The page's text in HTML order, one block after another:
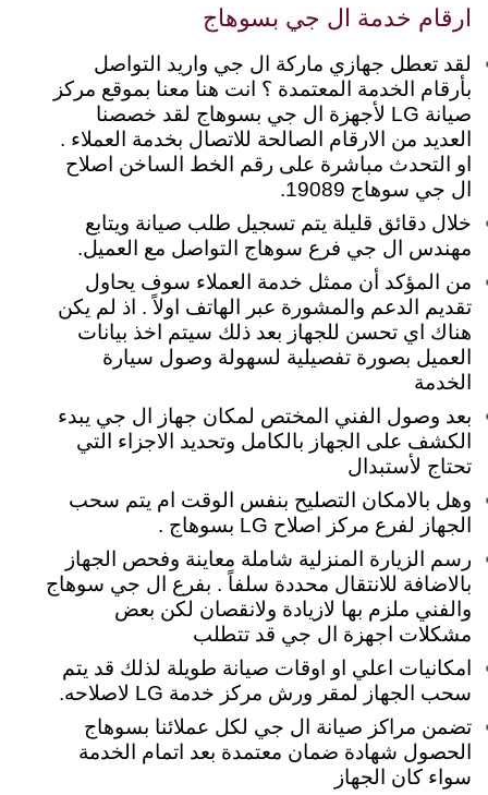
ارقام خدمة ال جي بسوهاج
لقد تعطل جهازي ماركة ال جي واريد التواصل
بأرقام الخدمة المعتمدة ؟ انت هنا معنا بموقع مركز
صيانة LG لأجهزة ال جي بسوهاج لقد خصصنا
العديد من الارقام الصالحة للاتصال بخدمة العملاء .
او التحدث مباشرة على رقم الخط الساخن اصلاح
ال جي سوهاج 19089.
خلال دقائق قليلة يتم تسجيل طلب صيانة ويتابع
مهندس ال جي فرع سوهاج التواصل مع العميل.
من المؤكد أن ممثل خدمة العملاء سوف يحاول
تقديم الدعم والمشورة عبر الهاتف اولاً . اذ لم يكن
هناك اي تحسن للجهاز بعد ذلك سيتم اخذ بيانات
العميل بصورة تفصيلية لسهولة وصول سيارة
الخدمة
بعد وصول الفني المختص لمكان جهاز ال جي يبدء
الكشف على الجهاز بالكامل وتحديد الاجزاء التي
تحتاج لأستبدال
وهل بالامكان التصليح بنفس الوقت ام يتم سحب
الجهاز لفرع مركز اصلاح LG بسوهاج .
رسم الزيارة المنزلية شاملة معاينة وفحص الجهاز
بالاضافة للانتقال محددة سلفاً . بفرع ال جي سوهاج
والفني ملزم بها لازيادة ولانقصان لكن بعض
مشكلات اجهزة ال جي قد تتطلب
امكانيات اعلي او اوقات صيانة طويلة لذلك قد يتم
سحب الجهاز لمقر ورش مركز خدمة LG لاصلاحه.
تضمن مراكز صيانة ال جي لكل عملائنا بسوهاج
الحصول شهادة ضمان معتمدة بعد اتمام الخدمة
سواء كان الجهاز